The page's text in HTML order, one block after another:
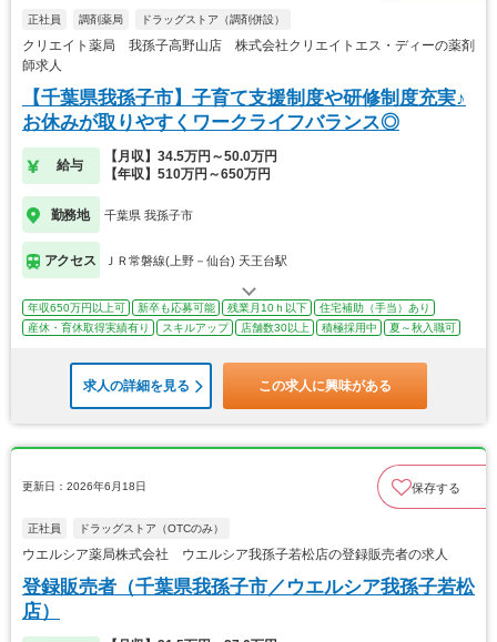
正社員 調剤薬局 ドラッグストア（調剤併設）
クリエイト薬局 我孫子高野山店 株式会社クリエイトエス・ディーの薬剤
師求人
【千葉県我孫子市】子育て支援制度や研修制度充実♪
お休みが取りやすくワークライフバランス◎
給与
【月収】34.5万円～50.0万円
【年収】510万円～650万円
勤務地 千葉県 我孫子市
アクセス ＪＲ常磐線(上野－仙台) 天王台駅
年収650万円以上可 新卒も応募可能 残業月10ｈ以下
住宅補助（手当）あり
産休・育休取得実績有り
スキルアップ 店舗数30以上 積極採用中 夏～秋入職可
求人の詳細を見る この求人に興味がある
更新日：2026年6月18日 保存する
正社員 ドラッグストア（OTCのみ）
ウエルシア薬局株式会社 ウエルシア我孫子若松店の登録販売者の求人
登録販売者（千葉県我孫子市／ウエルシア我孫子若松
店）